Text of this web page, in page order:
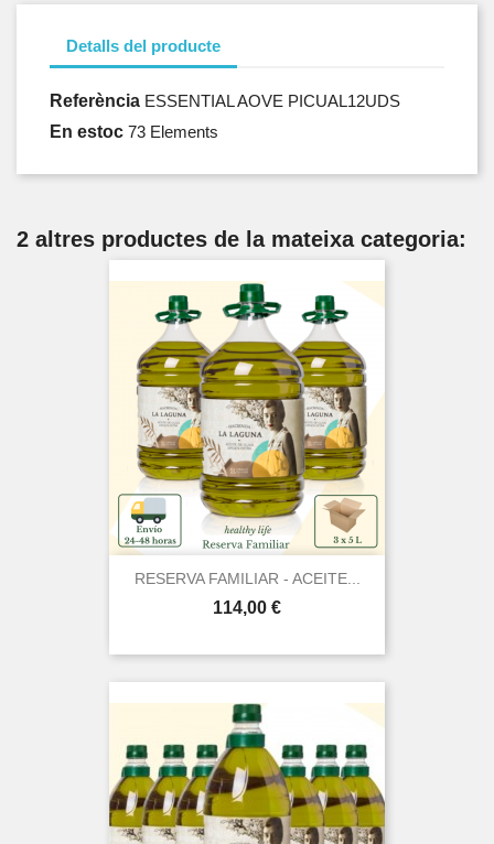
Detalls del producte
Referència ESSENTIAL AOVE PICUAL12UDS
En estoc 73 Elements
2 altres productes de la mateixa categoria:
RESERVA FAMILIAR - ACEITE...
Preu
114,00 €